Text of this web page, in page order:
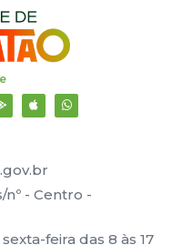
nº - Centro -
feira das 8 às 17